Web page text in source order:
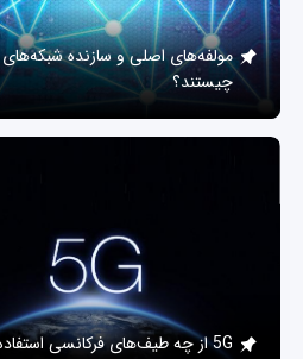
مولفه‌های اصلی و سازنده
چیستند؟
5G از چه طیف‌های فرکانسی استفاده می‌کند؟